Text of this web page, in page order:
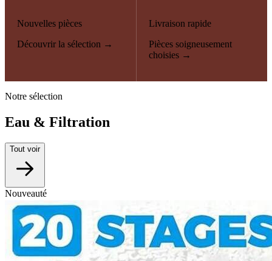
Nouvelles pièces
Découvrir la sélection →
Livraison rapide
Pièces soigneusement
choisies →
Notre sélection
Eau & Filtration
Tout voir
Nouveauté